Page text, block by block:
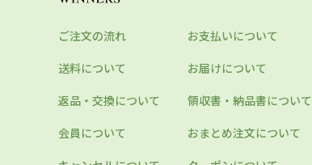
ご注文の流れ
お支払いについて
送料について
お届けについて
返品・交換について
領収書・納品書について
会員について
おまとめ注文について